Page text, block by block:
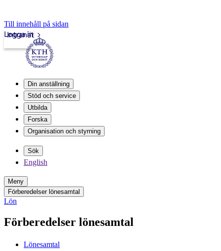
Till innehåll på sidan
Intranät
Logga in
Din anställning
Stöd och service
Utbilda
Forska
Organisation och styrning
Sök
English
Meny
Förberedelser lönesamtal
Lön
Förberedelser lönesamtal
Lönesamtal